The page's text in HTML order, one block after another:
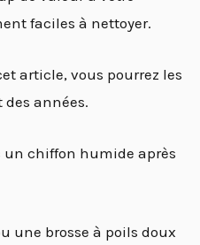
faciles à nettoyer.
article, vous pourrez les
années.
un chiffon humide après
une brosse à poils doux